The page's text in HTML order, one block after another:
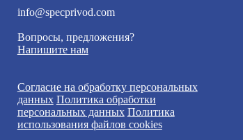
info@specprivod.com
Вопросы, предложения?
Напишите нам
Согласие на обработку персональных
данных Политика обработки
персональных данных Политика
использования файлов cookies